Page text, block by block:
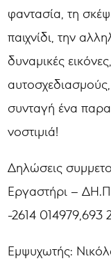
φαντασία, τη
παιχνίδι, την
δυναμικές
συνταγή ένα
νοστιμιά!
Δηλώσεις
Εργαστήρι –
-2614 014979,693
Εμψυχωτής: